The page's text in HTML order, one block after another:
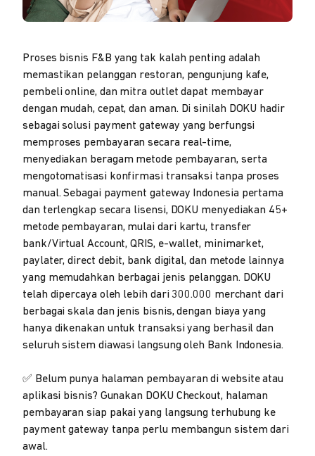
Proses bisnis F&B yang tak kalah penting adalah
memastikan pelanggan restoran, pengunjung kafe,
pembeli online, dan mitra outlet dapat membayar
dengan mudah, cepat, dan aman. Di sinilah DOKU hadir
sebagai solusi payment gateway yang berfungsi
memproses pembayaran secara real-time,
menyediakan beragam metode pembayaran, serta
mengotomatisasi konfirmasi transaksi tanpa proses
manual. Sebagai payment gateway Indonesia pertama
dan terlengkap secara lisensi, DOKU menyediakan 45+
metode pembayaran, mulai dari kartu, transfer
bank/Virtual Account, QRIS, e-wallet, minimarket,
paylater, direct debit, bank digital, dan metode lainnya
yang memudahkan berbagai jenis pelanggan. DOKU
telah dipercaya oleh lebih dari 300.000 merchant dari
berbagai skala dan jenis bisnis, dengan biaya yang
hanya dikenakan untuk transaksi yang berhasil dan
seluruh sistem diawasi langsung oleh Bank Indonesia.
✅ Belum punya halaman pembayaran di website atau
aplikasi bisnis? Gunakan DOKU Checkout, halaman
pembayaran siap pakai yang langsung terhubung ke
payment gateway tanpa perlu membangun sistem dari
awal.